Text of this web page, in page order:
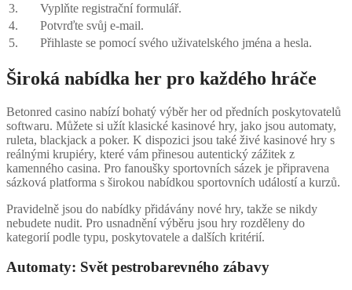
3.
Vyplňte registrační formulář.
4.
Potvrďte svůj e-mail.
5.
Přihlaste se pomocí svého uživatelského jména a hesla.
Široká nabídka her pro každého hráče
Betonred casino nabízí bohatý výběr her od předních poskytovatelů
softwaru. Můžete si užít klasické kasinové hry, jako jsou automaty,
ruleta, blackjack a poker. K dispozici jsou také živé kasinové hry s
reálnými krupiéry, které vám přinesou autentický zážitek z
kamenného casina. Pro fanoušky sportovních sázek je připravena
sázková platforma s širokou nabídkou sportovních událostí a kurzů.
Pravidelně jsou do nabídky přidávány nové hry, takže se nikdy
nebudete nudit. Pro usnadnění výběru jsou hry rozděleny do
kategorií podle typu, poskytovatele a dalších kritérií.
Automaty: Svět pestrobarevného zábavy